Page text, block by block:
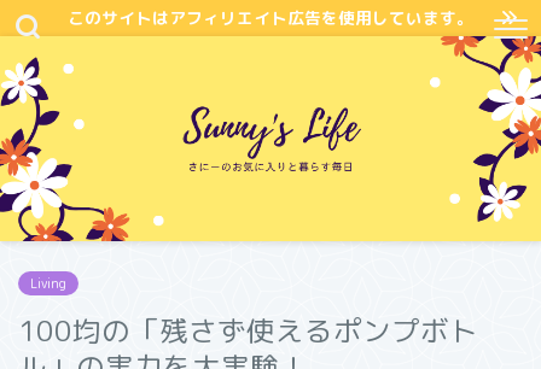
このサイトはアフィリエイト広告を使用しています。
Living
100均の「残さず使えるポンプボト